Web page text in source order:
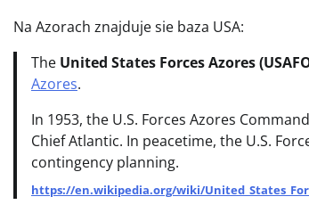
Na Azorach znajduje sie baza USA:
The United States Forces Azores
Azores.
In 1953, the U.S. Forces Azores
Chief Atlantic. In peacetime, the U.S.
contingency planning.
https://en.wikipedia.org/wiki/